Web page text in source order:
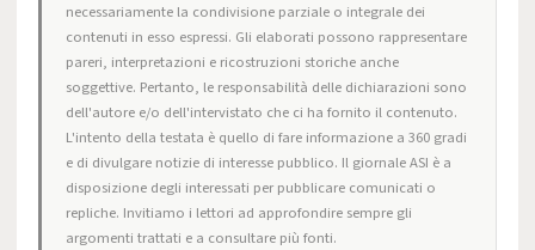
necessariamente la condivisione parziale o integrale dei
contenuti in esso espressi. Gli elaborati possono rappresentare
pareri, interpretazioni e ricostruzioni storiche anche
soggettive. Pertanto, le responsabilità delle dichiarazioni sono
dell'autore e/o dell'intervistato che ci ha fornito il contenuto.
L'intento della testata è quello di fare informazione a 360 gradi
e di divulgare notizie di interesse pubblico. Il giornale ASI è a
disposizione degli interessati per pubblicare comunicati o
repliche. Invitiamo i lettori ad approfondire sempre gli
argomenti trattati e a consultare più fonti.